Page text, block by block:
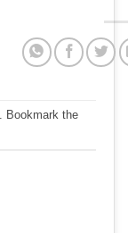
. Bookmark the